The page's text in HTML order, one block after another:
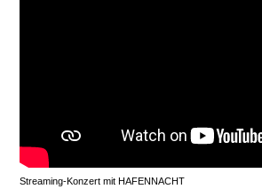
Streaming-Konzert mit HAFENNACHT